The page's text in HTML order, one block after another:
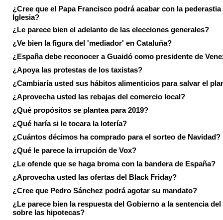
¿Cree que el Papa Francisco podrá acabar con la pederastia
Iglesia?
¿Le parece bien el adelanto de las elecciones generales?
¿Ve bien la figura del 'mediador' en Cataluña?
¿España debe reconocer a Guaidó como presidente de
¿Apoya las protestas de los taxistas?
¿Cambiaría usted sus hábitos alimenticios para salvar el
¿Aprovecha usted las rebajas del comercio local?
¿Qué propósitos se plantea para 2019?
¿Qué haría si le tocara la lotería?
¿Cuántos décimos ha comprado para el sorteo de Navidad?
¿Qué le parece la irrupción de Vox?
¿Le ofende que se haga broma con la bandera de España?
¿Aprovecha usted las ofertas del Black Friday?
¿Cree que Pedro Sánchez podrá agotar su mandato?
¿Le parece bien la respuesta del Gobierno a la sentencia
sobre las hipotecas?